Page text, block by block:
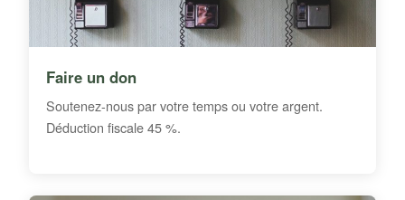
Faire un don
Soutenez-nous par votre temps ou votre argent.
Déduction fiscale 45 %.